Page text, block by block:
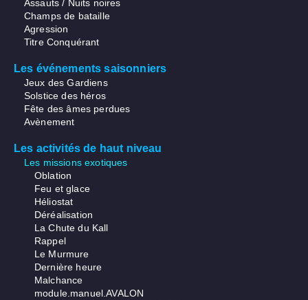
Assauts / Nuits noires
Champs de bataille
Agression
Titre Conquérant
Les événements saisonniers
Jeux des Gardiens
Solstice des héros
Fête des âmes perdues
Avènement
Les activités de haut niveau
Les missions exotiques
Oblation
Feu et glace
Héliostat
Déréalisation
La Chute du Kall
Rappel
Le Murmure
Dernière heure
Malchance
module.manuel.AVALON